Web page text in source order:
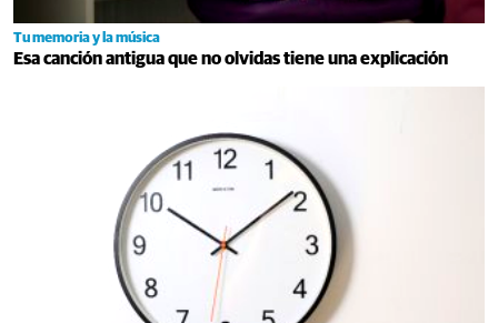
Tu memoria y la música
Esa canción antigua que no olvidas tiene una explicación